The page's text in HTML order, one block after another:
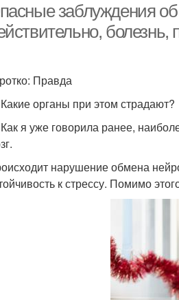
заблуждения об
Правда
органы при этом страдают?
я уже говорила ранее,
нарушение обмена
к стрессу. Помимо